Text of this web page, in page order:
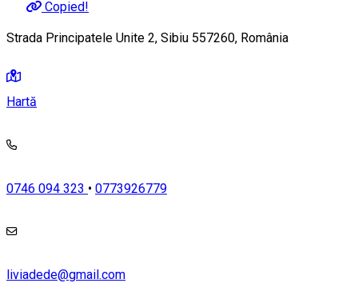
Copied!
Strada Principatele Unite 2, Sibiu 557260, România
Hartă
0746 094 323 • 0773926779
liviadede@gmail.com